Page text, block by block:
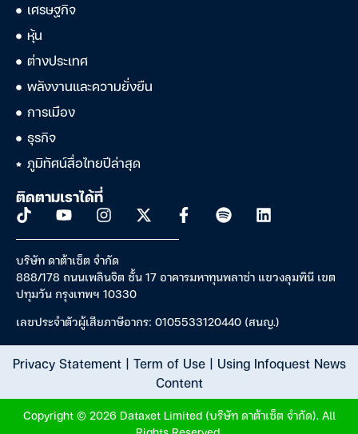
เศรษฐกิจ
หุ้น
ต่างประเทศ
พลังงานและความยั่งยืน
การเมือง
ธุรกิจ
ภูมิทัศน์สื่อไทยปีล่าสุด
ติดตามเราได้ที่
บริษัท ดาต้าเซ็ต จำกัด
888/178 ถนนเพลินจิต ชั้น 17 อาคารมหาทุนพลาซ่า แขวงลุมพินี เขต
ปทุมวัน กรุงเทพฯ 10330
เลขประจำตัวผู้เสียภาษีอากร: 0105533120440 (สนญ.)
Privacy Statement| Term of Use| Using Infoquest News
Content
Copyright © 2026 Dataxet Limited (บริษัท ดาต้าเซ็ต จำกัด). All